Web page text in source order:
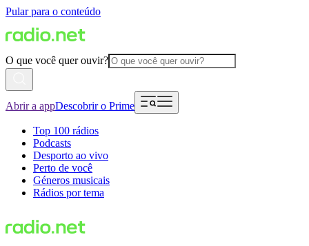
Pular para o conteúdo
O que você quer ouvir?
Abrir a appDescobrir o Prime
Top 100 rádios
Podcasts
Desporto ao vivo
Perto de você
Géneros musicais
Rádios por tema